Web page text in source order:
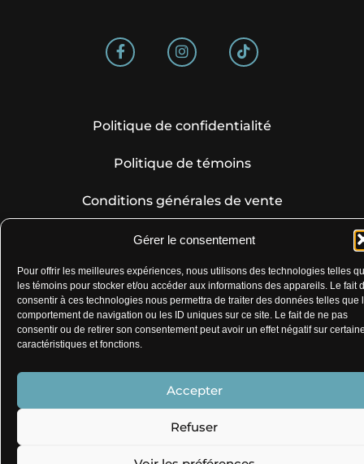
Gérer le consentement
Pour offrir les meilleures expériences, nous utilisons des technologies telles
les témoins pour stocker et/ou accéder aux informations des appareils. Le fait
consentir à ces technologies nous permettra de traiter des données telles que
comportement de navigation ou les ID uniques sur ce site. Le fait de ne pas
consentir ou de retirer son consentement peut avoir un effet négatif sur
caractéristiques et fonctions.
Accepter
Refuser
Politique de confidentialité
Politique de témoins
Conditions générales de vente
© 2026 Éditions Lux&Nox - Conception de sites -My
Little Big Web.